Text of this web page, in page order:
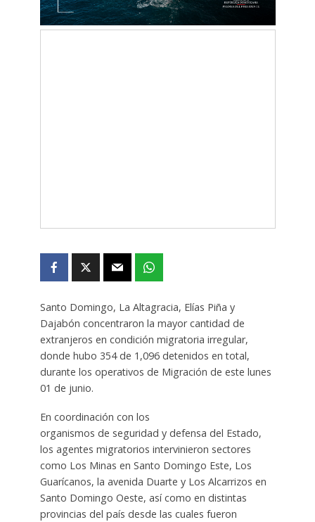
Santo Domingo, La Altagracia, Elías Piña y
Dajabón concentraron la mayor cantidad de
extranjeros en condición migratoria irregular,
donde hubo 354 de 1,096 detenidos en total,
durante los operativos de Migración de este lunes
01 de junio.
En coordinación con los
organismos de seguridad y defensa del Estado,
los agentes migratorios intervinieron sectores
como Los Minas en Santo Domingo Este, Los
Guarícanos, la avenida Duarte y Los Alcarrizos en
Santo Domingo Oeste, así como en distintas
provincias del país desde las cuales fueron